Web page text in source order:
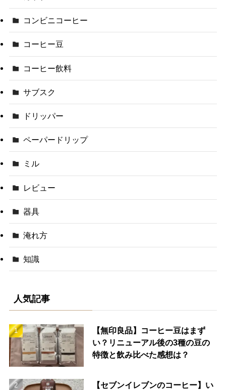
コンビニコーヒー
コーヒー豆
コーヒー飲料
サブスク
ドリッパー
ペーパードリップ
ミル
レビュー
器具
淹れ方
知識
人気記事
【無印良品】コーヒー豆はまず
い？リニューアル後の3種の豆の
特徴と飲み比べた感想は？
【セブンイレブンのコーヒー】い